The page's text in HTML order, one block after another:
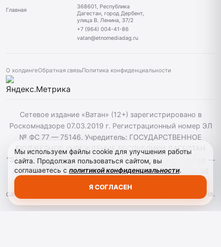
Главная
368601, Республика
Дагестан, город Дербент,
улица В. Ленина, 37/2
+7 (964) 004-41-86
vatan@etnomediadag.ru
О холдингеОбратная связьПолитика конфиденциальности
Сетевое издание «Ватан» (12+) зарегистрировано в
Роскомнадзоре 07.03.2019 г. Регистрационный номер ЭЛ
№ ФС 77 — 75146. Учредитель: ГОСУДАРСТВЕННОЕ
БЮДЖЕТНОЕ УЧРЕЖДЕНИЕ РЕСПУБЛИКИ ДАГЕСТАН
"ЭТНОМЕДИАХОЛДИНГ "ДАГЕСТАН". Главный редактор —
Аврумов Моисей Давидович, Телефон: +7964 004 41 86
vatan@etnomediadag.ru При использовании материалов
сайта активная гиперссылка на gazetavatan.ru обязательна.
Мы используем файлы cookie для улучшения работы
сайта. Продолжая пользоваться сайтом, вы
соглашаетесь с политикой конфиденциальности.
Я СОГЛАСЕН